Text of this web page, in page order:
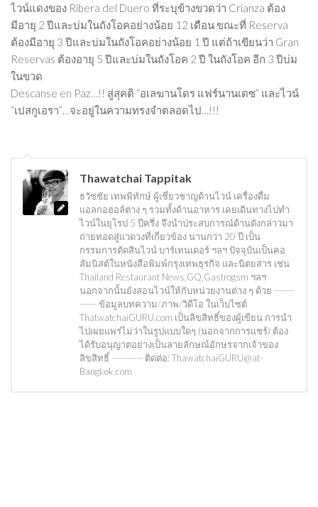
ไวน์แดงของ Ribera del Duero ที่ระบุข้างขวดว่า Crianza ต้อง
มีอายุ 2 ปีและบ่มในถังโอคอย่างน้อย 12 เดือน ขณะที่ Reserva
ต้องมีอายุ 3 ปีและบ่มในถังโอคอย่างน้อย 1 ปี แต่ถ้าเขียนว่า Gran
Reservas ต้องอายุ 5 ปีและบ่มในถังโอค 2 ปี ในถังโอค อีก 3 ปีบ่ม
ในขวด
Descanse en Paz…!! สู่สุคติ “อเลฆานโดร แฟร์นานเดซ” และไวน์
“เปสกูเอรา”…จะอยู่ในความทรงจำตลอดไป…!!!
Thawatchai Tappitak
ธวัชชัย เทพพิทักษ์ ผู้เชี่ยวชาญด้านไวน์ เครื่องดื่ม
แอลกอฮอล์ต่าง ๆ รวมทั้งด้านอาหาร เคยเดินทางไปทำ
ไวน์ในยุโรป 5 ปีครึ่ง จึงนำประสบการณ์ด้านดังกล่าวมา
ถ่ายทอดสู่แวดวงที่เกี่ยวข้อง นานกว่า 20 ปี เป็น
กรรมการตัดสินไวน์ บาร์เทนเดอร์ ฯลฯ ปัจจุบันเป็นคอ
ลัมนิสต์ในหนังสือพิมพ์กรุงเทพธุรกิจ และนิตยสาร เช่น
Thailand Restaurant News,GQ,Gastrogsm ฯลฯ
นอกจากนั้นยังสอนไวน์ให้กับหน่วยงานต่าง ๆ ด้วย -------
------ ข้อมูลบทความ/ภาพ/วิดีโอ ในเว็บไซต์
ThatwatchaiGURU.com เป็นลิขสิทธิ์ของผู้เขียน การนำ
ไปเผยแพร่ไม่ว่าในรูปแบบใดๆ (นอกจากการแชร์) ต้อง
ได้รับอนุญาตอย่างเป็นลายลักษณ์อักษรจากเจ้าของ
ลิขสิทธิ์ ----------- ติดต่อ: ThawatchaiGURU@at-
Bangkok.com